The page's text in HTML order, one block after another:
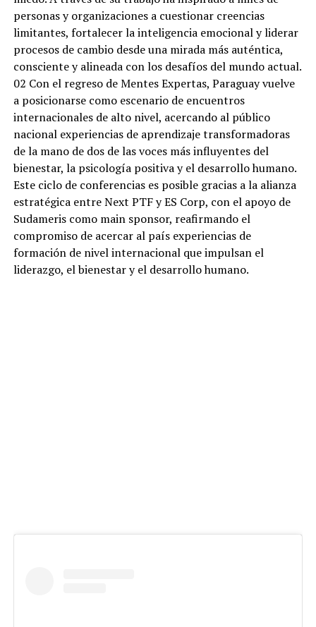
personas y organizaciones a cuestionar creencias
limitantes, fortalecer la inteligencia emocional y liderar
procesos de cambio desde una mirada más auténtica,
consciente y alineada con los desafíos del mundo actual.
02 Con el regreso de Mentes Expertas, Paraguay vuelve
a posicionarse como escenario de encuentros
internacionales de alto nivel, acercando al público
nacional experiencias de aprendizaje transformadoras
de la mano de dos de las voces más influyentes del
bienestar, la psicología positiva y el desarrollo humano.
Este ciclo de conferencias es posible gracias a la alianza
estratégica entre Next PTF y ES Corp, con el apoyo de
Sudameris como main sponsor, reafirmando el
compromiso de acercar al país experiencias de
formación de nivel internacional que impulsan el
liderazgo, el bienestar y el desarrollo humano.